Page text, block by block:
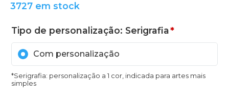
3727 em stock
Tipo de personalização: Serigrafia*
Com personalização
*Serigrafia: personalização a 1 cor, indicada para artes mais
simples